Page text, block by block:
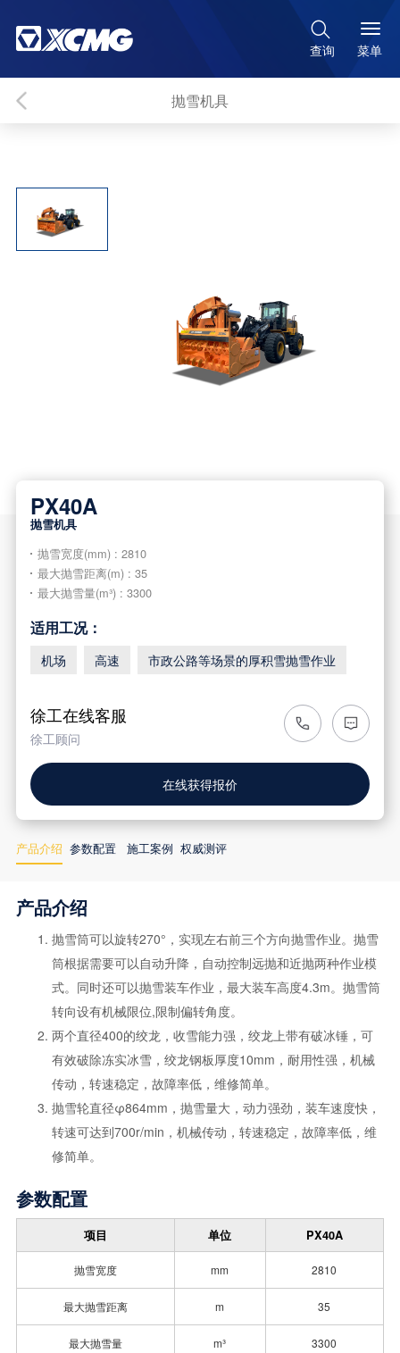

查询 菜单
抛雪机具
PX40A
抛雪机具
抛雪宽度(mm) : 2810
最大抛雪距离(m) : 35
最大抛雪量(m³) : 3300
适用工况：
机场 高速 市政公路等场景的厚积雪抛雪作业
徐工在线客服
徐工顾问
在线获得报价
产品介绍 参数配置 施工案例 权威测评
产品介绍
抛雪筒可以旋转270°，实现左右前三个方向抛雪作业。抛雪
筒根据需要可以自动升降，自动控制远抛和近抛两种作业模
式。同时还可以抛雪装车作业，最大装车高度4.3m。抛雪筒
转向设有机械限位,限制偏转角度。
两个直径400的绞龙，收雪能力强，绞龙上带有破冰锤，可
有效破除冻实冰雪，绞龙钢板厚度10mm，耐用性强，机械
传动，转速稳定，故障率低，维修简单。
抛雪轮直径φ864mm，抛雪量大，动力强劲，装车速度快，
转速可达到700r/min，机械传动，转速稳定，故障率低，维
修简单。
参数配置
项目 单位 PX40A
抛雪宽度 mm 2810
最大抛雪距离 m 35
最大抛雪量 m³ 3300